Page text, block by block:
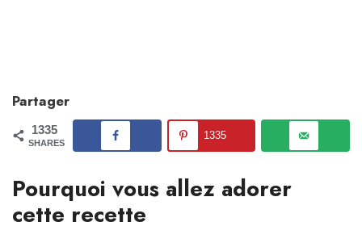
Partager
1335
SHARES
1335
Pourquoi vous allez adorer
cette recette